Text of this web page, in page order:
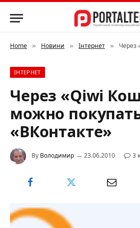
Home » Новини » Інтернет » Через «Qiwi
ІНТЕРНЕТ
Через «Qiwi
можно
«ВКонтакте»
By Володимир 23.06.2010 3